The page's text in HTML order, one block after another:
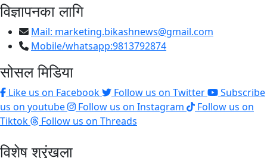
विज्ञापनका लागि
Mail: marketing.bikashnews@gmail.com
Mobile/whatsapp:9813792874
सोसल मिडिया
Like us on Facebook Follow us on Twitter
Subscribe
us on youtube
Follow us on Instagram
Follow us on
Tiktok
Follow us on Threads
विशेष श्रृंखला